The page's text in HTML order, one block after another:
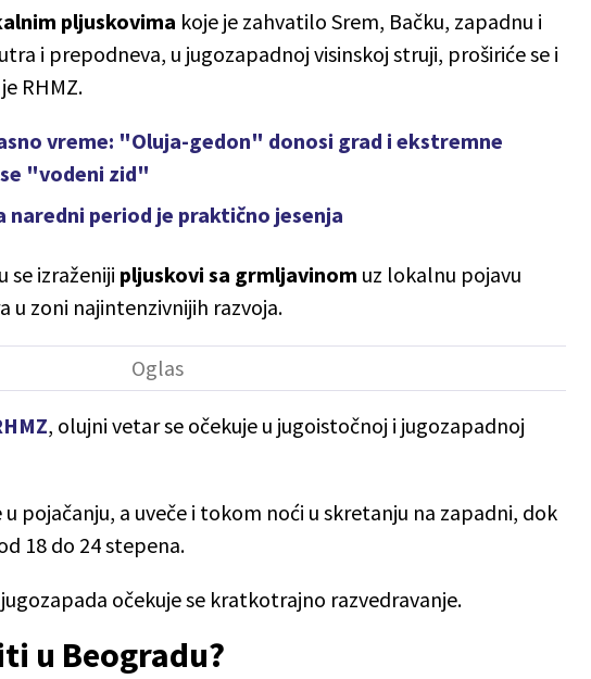
pljuskovima koje je zahvatilo Srem, Bačku, zapadnu i
i prepodneva, u jugozapadnoj visinskoj struji, proširiće se i
RHMZ.
vreme: "Oluja-gedon" donosi grad i ekstremne
"vodeni zid"
naredni period je praktično jesenja
se izraženiji pljuskovi sa grmljavinom uz lokalnu pojavu
u zoni najintenzivnijih razvoja.
, olujni vetar se očekuje u jugoistočnoj i jugozapadnoj
pojačanju, a uveče i tokom noći u skretanju na zapadni, dok
18 do 24 stepena.
očekuje se kratkotrajno razvedravanje.
u Beogradu?